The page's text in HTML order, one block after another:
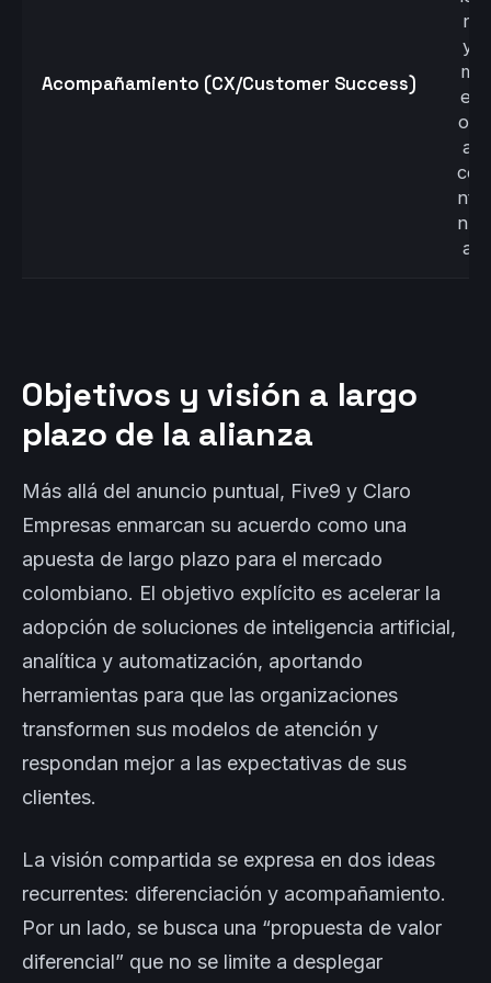
Acompañamiento (CX/Customer Success)
n
y
m
ej
or
a
co
nti
nu
a
Objetivos y visión a largo
plazo de la alianza
Más allá del anuncio puntual, Five9 y Claro
Empresas enmarcan su acuerdo como una
apuesta de largo plazo para el mercado
colombiano. El objetivo explícito es acelerar la
adopción de soluciones de inteligencia artificial,
analítica y automatización, aportando
herramientas para que las organizaciones
transformen sus modelos de atención y
respondan mejor a las expectativas de sus
clientes.
La visión compartida se expresa en dos ideas
recurrentes: diferenciación y acompañamiento.
Por un lado, se busca una “propuesta de valor
diferencial” que no se limite a desplegar